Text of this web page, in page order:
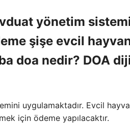
yönetim
şişe evcil
doa nedir? DOA
uygulamaktadır. Evcil
için ödeme yapılacaktır.